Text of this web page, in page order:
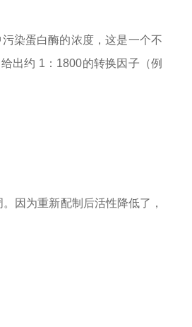
染蛋白酶的浓度，这是一个不
出约 1：1800的转换因子（例
因为重新配制后活性降低了，